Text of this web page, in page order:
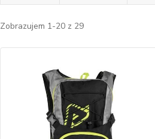
Zobrazujem 1-20 z 29